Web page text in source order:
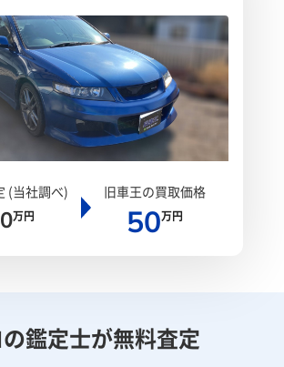
(当社調べ)
万円
旧車王の買取価格
50万円
鑑定士が無料査定